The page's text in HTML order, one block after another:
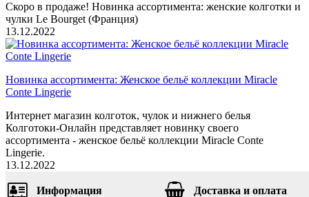
Скоро в продаже! Новинка ассортимента: женские колготки и
чулки Le Bourget (Франция)
13.12.2022
Новинка ассортимента: Женское бельё коллекции Miracle
Conte Lingerie
Интернет магазин колготок, чулок и нижнего белья
Колготоки-Онлайн представляет новинку своего
ассортимента - женское бельё коллекции Miracle Conte
Lingerie.
13.12.2022
Информация Доставка и оплата